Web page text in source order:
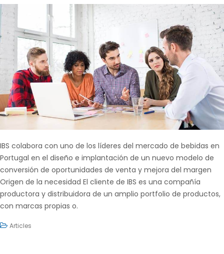
IBS colabora con uno de los líderes del mercado de bebidas en
Portugal en el diseño e implantación de un nuevo modelo de
conversión de oportunidades de venta y mejora del margen
Origen de la necesidad El cliente de IBS es una compañía
productora y distribuidora de un amplio portfolio de productos,
con marcas propias o.
Articles